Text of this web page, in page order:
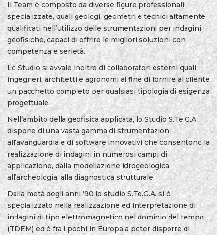
Il Team è composto da diverse figure professionali
specializzate, quali geologi, geometri e tecnici altamente
qualificati nell’utilizzo delle strumentazioni per indagini
geofisiche, capaci di offrire le migliori soluzioni con
competenza e serietà.
Lo Studio si avvale inoltre di collaboratori esterni quali
ingegneri, architetti e agronomi al fine di fornire al cliente
un pacchetto completo per qualsiasi tipologia di esigenza
progettuale.
Nell’ambito della geofisica applicata, lo Studio S.Te.G.A.
dispone di una vasta gamma di strumentazioni
all’avanguardia e di software innovativi che consentono la
realizzazione di indagini in numerosi campi di
applicazione, dalla modellazione idrogeologica,
all’archeologia, alla diagnostica strutturale.
Dalla metà degli anni ’90 lo studio S.Te.G.A. si è
specializzato nella realizzazione ed interpretazione di
indagini di tipo elettromagnetico nel dominio del tempo
(TDEM) ed è fra i pochi in Europa a poter disporre di